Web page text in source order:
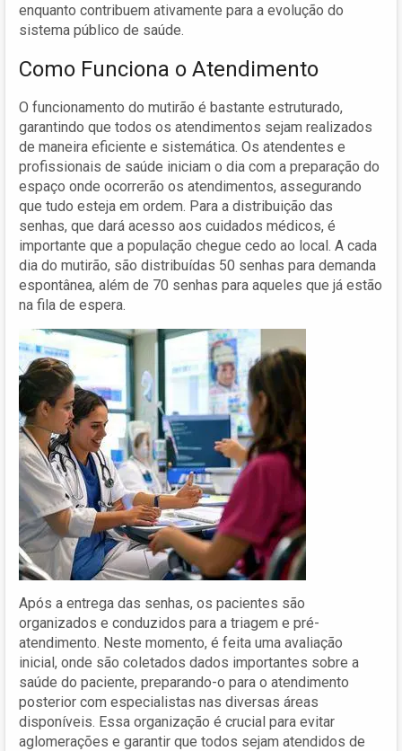
enquanto contribuem ativamente para a evolução do
sistema público de saúde.
Como Funciona o Atendimento
O funcionamento do mutirão é bastante estruturado,
garantindo que todos os atendimentos sejam realizados
de maneira eficiente e sistemática. Os atendentes e
profissionais de saúde iniciam o dia com a preparação do
espaço onde ocorrerão os atendimentos, assegurando
que tudo esteja em ordem. Para a distribuição das
senhas, que dará acesso aos cuidados médicos, é
importante que a população chegue cedo ao local. A cada
dia do mutirão, são distribuídas 50 senhas para demanda
espontânea, além de 70 senhas para aqueles que já estão
na fila de espera.
Após a entrega das senhas, os pacientes são
organizados e conduzidos para a triagem e pré-
atendimento. Neste momento, é feita uma avaliação
inicial, onde são coletados dados importantes sobre a
saúde do paciente, preparando-o para o atendimento
posterior com especialistas nas diversas áreas
disponíveis. Essa organização é crucial para evitar
aglomerações e garantir que todos sejam atendidos de